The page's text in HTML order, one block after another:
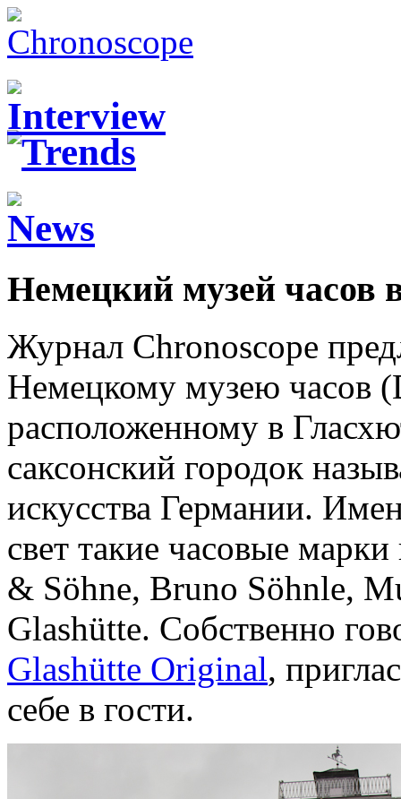
Немецкий музей часов
Журнал Chronoscope
Немецкому музею часов
расположенному в
саксонский городок
искусства Германии.
свет такие часовые
& Söhne, Bruno Söhnle,
Glashütte. Собственно
Glashütte Original,
себе в гости.